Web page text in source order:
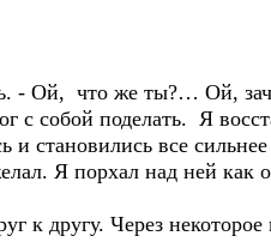
- Ой, что же ты?… Ой,
с собой поделать. Я
и становились все
Я порхал над ней как
другу. Через некоторое